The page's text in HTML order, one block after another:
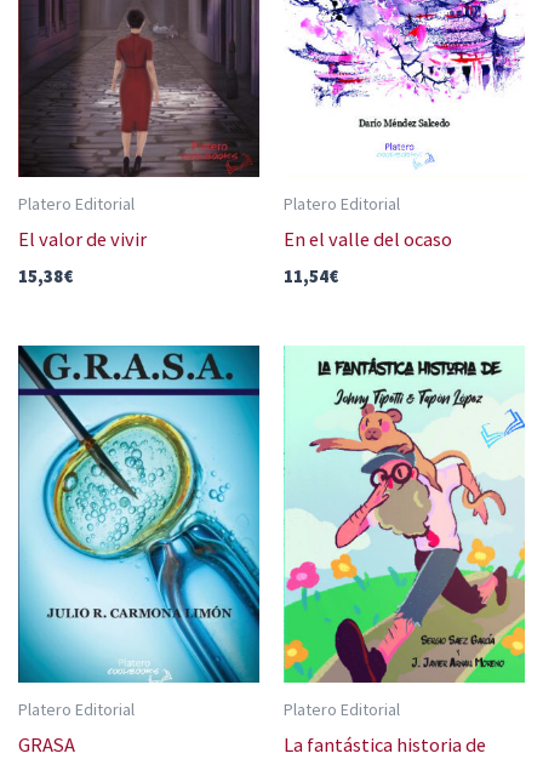
Platero Editorial
El valor de vivir
15,38€
Platero Editorial
En el valle del ocaso
11,54€
Platero Editorial
GRASA
Platero Editorial
La fantástica historia de